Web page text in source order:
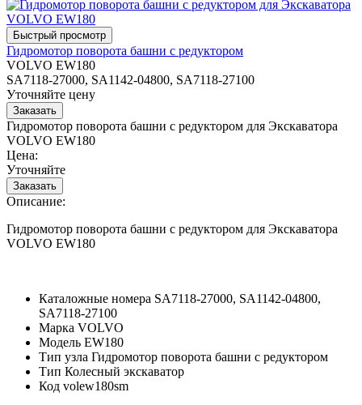
Гидромотор поворота башни с редуктором
VOLVO EW180
SA7118-27000, SA1142-04800, SA7118-27100
Уточняйте цену
Гидромотор поворота башни с редуктором для Экскаватора
VOLVO EW180
Цена:
Уточняйте
Описание:
Гидромотор поворота башни с редуктором для Экскаватора
VOLVO EW180
Каталожные номера SA7118-27000, SA1142-04800,
SA7118-27100
Марка VOLVO
Модель EW180
Тип узла Гидромотор поворота башни с редуктором
Тип Колесный экскаватор
Код volew180sm